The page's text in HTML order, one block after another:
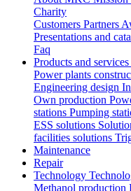
Charity
Customers Partners
Presentations and
Faq
Products and services
Power plants
Engineering design
Own production
stations Pumping
ESS solutions
facilities solutions
Maintenance
Repair
Technology
Methanol production